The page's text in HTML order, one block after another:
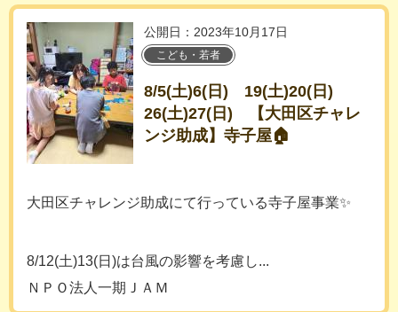
公開日：2023年10月17日
こども・若者
8/5(土)6(日) 19(土)20(日)
26(土)27(日) 【大田区チャレ
ンジ助成】寺子屋🏠
大田区チャレンジ助成にて行っている寺子屋事業✨
8/12(土)13(日)は台風の影響を考慮し...
ＮＰＯ法人一期ＪＡＭ